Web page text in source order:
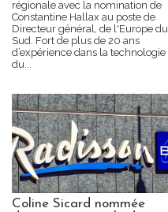
régionale avec la nomination de
Constantine Hallax au poste de
Directeur général, de l'Europe du
Sud. Fort de plus de 20 ans
d’expérience dans la technologie
du...
Coline Sicard nommée